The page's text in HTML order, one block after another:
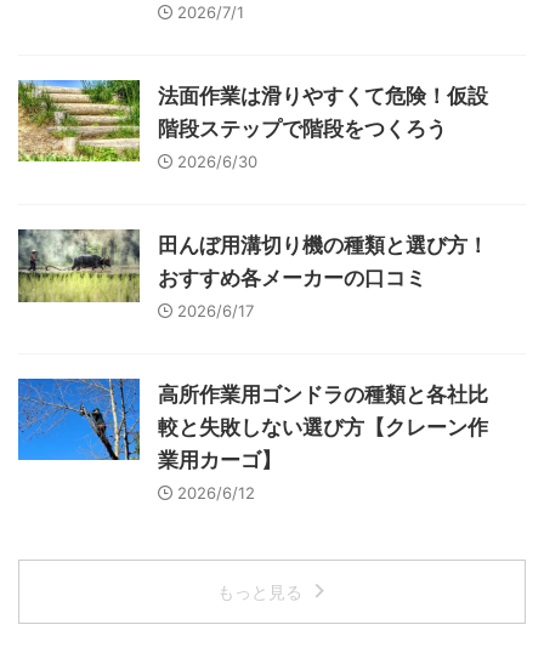
2026/7/1
法面作業は滑りやすくて危険！仮設
階段ステップで階段をつくろう
2026/6/30
田んぼ用溝切り機の種類と選び方！
おすすめ各メーカーの口コミ
2026/6/17
高所作業用ゴンドラの種類と各社比
較と失敗しない選び方【クレーン作
業用カーゴ】
2026/6/12
もっと見る